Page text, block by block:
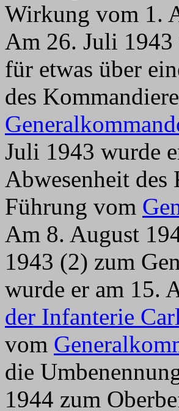
Wirkung vom 1.
Am 26. Juli
für etwas über
des
Juli 1943 wurde
Abwesenheit des
Führung vom
Am 8. August
1943 (2) zum
wurde er am 15.
der Infanterie
vom
die
1944 zum